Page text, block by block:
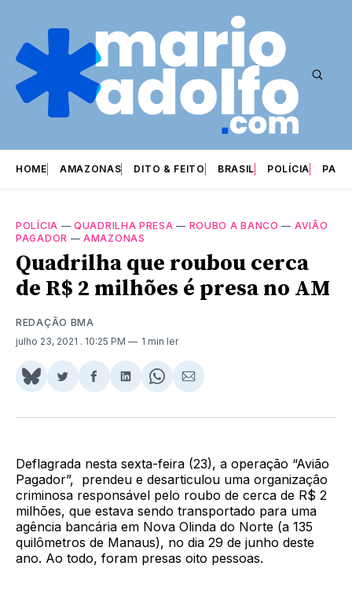
HOME AMAZONAS DITO & FEITO BRASIL POLÍCIA
POLÍCIA —QUADRILHA PRESA — ROUBO A BANCO — AVIÃO
PAGADOR —AMAZONAS
Quadrilha que roubou cerca
de R$ 2 milhões é presa no AM
REDAÇÃO BMA
julho 23, 2021 . 10:25 PM 1 min ler
Share
BlueSky
Compartilhar
Twitter
Compartilhar
Facebook
Compartilhar
LinkedIn
Share
WhatsApp
Compartilhar
Email
Deflagrada nesta sexta-feira (23), a operação “Avião
Pagador”, prendeu e desarticulou uma organização
criminosa responsável pelo roubo de cerca de R$ 2
milhões, que estava sendo transportado para uma
agência bancária em Nova Olinda do Norte (a 135
quilômetros de Manaus), no dia 29 de junho deste
ano. Ao todo, foram presas oito pessoas.